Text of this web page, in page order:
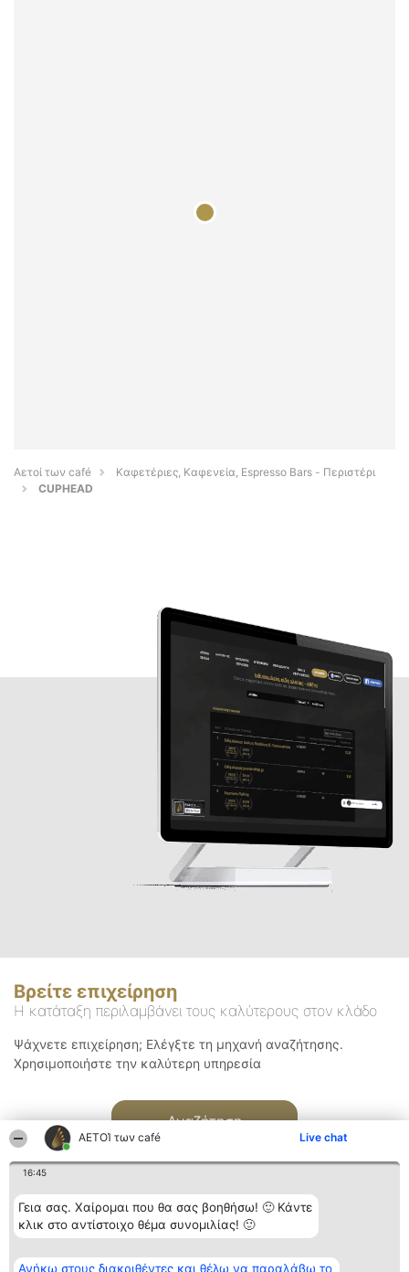
ΑΕΤΟΊ των café Live chat
16:45
Γεια σας. Χαίρομαι που θα σας βοηθήσω! 🙂 Κάντε
κλικ στο αντίστοιχο θέμα συνομιλίας! 🙂
Ανήκω στους διακριθέντες και θέλω να παραλάβω το
Αετοί των café
Καφετέριες, Καφενεία, Espresso Bars - Περιστέρι
CUPHEAD
Βρείτε επιχείρηση
Η κατάταξη περιλαμβάνει τους καλύτερους στον κλάδο
Ψάχνετε επιχείρηση; Ελέγξτε τη μηχανή αναζήτησης.
Χρησιμοποιήστε την καλύτερη υπηρεσία
Αναζήτηση
Διοργανωτής της
κατάταξης
Κατάταξη
Διακριθέντες
Επικοινωνία
Επικοινωνία